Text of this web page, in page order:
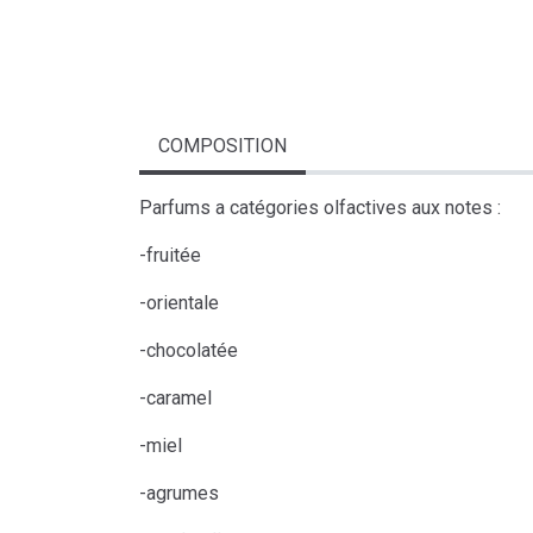
COMPOSITION
Parfums a catégories olfactives aux notes :
-fruitée
-orientale
-chocolatée
-caramel
-miel
-agrumes